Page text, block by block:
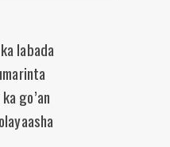
labada
go’an